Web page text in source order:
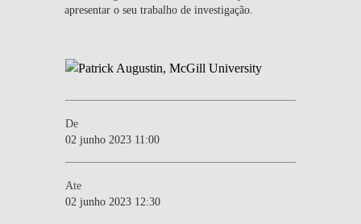
WHAT'S HAPPENING
apresentar o seu trabalho de investigação.
De
02 junho 2023 11:00
Ate
02 junho 2023 12:30